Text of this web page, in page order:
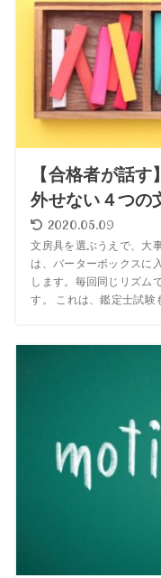
【合格者が話
外せない４つの
2020.05.09
文房具を選ぶうえで、大
は、バーターボックスに
します。毎回同じリズム
す。 これは、鑑定士試験